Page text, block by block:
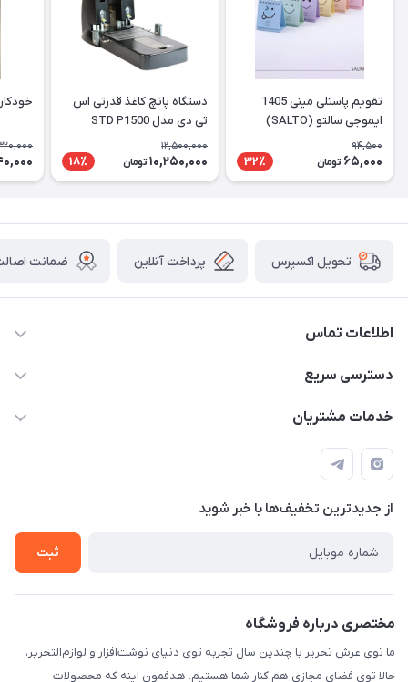
تقویم پاستلی مینی 1405
ایموجی سالتو (SALTO)
94,500
65,000 تومان 32٪
دستگاه پانچ کاغذ قدرتی اس
تی دی مدل STD P1500
12,500,000
10,250,000 تومان 18٪
تحویل اکسپرس پرداخت آنلاین ضمانت
اطلاعات تماس
2424 3672 - 021
دسترسی سریع
لیست محصولات
راهنما
خدمات مشتریان
پرداخت الکترونیکی امن
رویه ارسال کالا
حریم خصوصی
تماس با ما
از جدید‌ترین تخفیف‌ها با‌ خبر شوید
ثبت
مختصری درباره فروشگاه
ما توی عرش تحریر با چندین سال تجربه توی دنیای نوشت‌افزار و لوازم‌التحریر،
حالا توی فضای مجازی هم کنار شما هستیم. هدفمون اینه که محصولات